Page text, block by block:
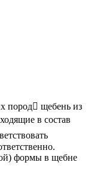
пород щебень из
в состав
формы в щебне